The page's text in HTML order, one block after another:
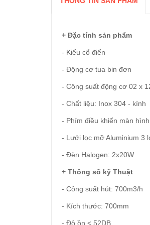
+ Đặc tính sản phẩm
- Kiểu cổ điển
- Động cơ tua bin đơn
- Công suất động cơ 02 x
- Chất liệu: Inox 304 - kính
- Phím điều khiển màn
- Lưới lọc mỡ Aluminium 3
- Đèn Halogen: 2x20W
+ Thông số kỹ Thuật
- Công suất hút: 700m3/h
- Kích thước: 700mm
- Độ ồn < 52DB